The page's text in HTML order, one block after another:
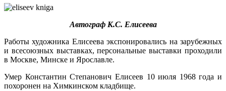
Автограф К.С. Елисеева
Работы художника Елисеева экспонировались на зарубежных
и всесоюзных выставках, персональные выставки проходили
в Москве, Минске и Ярославле.
Умер Константин Степанович Елисеев 10 июля 1968 года и
похоронен на Химкинском кладбище.